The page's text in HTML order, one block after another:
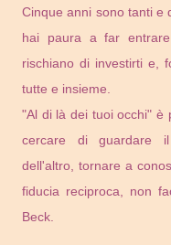
Cinque anni sono tanti e
hai paura a far
rischiano di investirti e,
tutte e insieme.
"Al di là dei tuoi occhi" è
cercare di guardare
dell'altro, tornare a
fiducia reciproca, non
Beck.